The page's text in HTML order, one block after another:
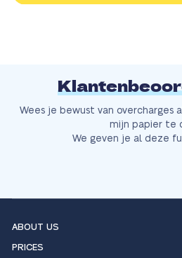
Wees je bewust van overcharges
mijn papier te
We geven je al deze
ABOUT US
PRICES